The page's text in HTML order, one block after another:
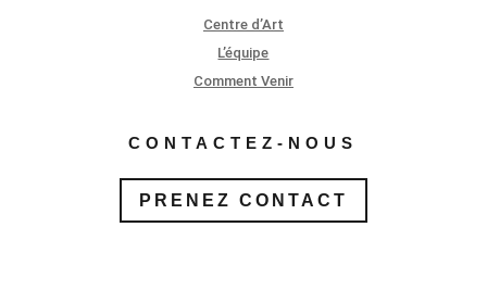
Centre d’Art
L’équipe
Comment Venir
CONTACTEZ-NOUS
PRENEZ CONTACT